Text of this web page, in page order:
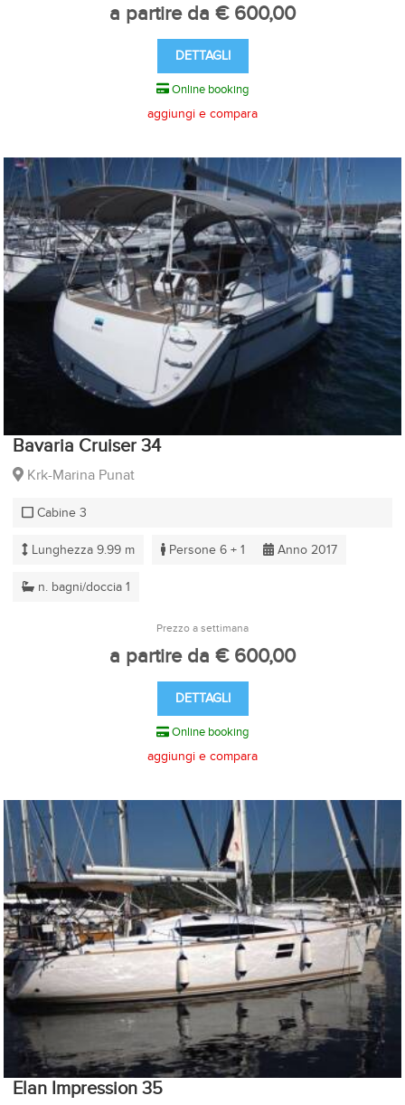
a partire da € 600,00
DETTAGLI
Online booking
aggiungi e compara
Bavaria Cruiser 34
Krk-Marina Punat
Cabine 3
Lunghezza 9.99 m Persone 6 + 1 Anno 2017
n. bagni/doccia 1
Prezzo a settimana
a partire da € 600,00
DETTAGLI
Online booking
aggiungi e compara
Elan Impression 35